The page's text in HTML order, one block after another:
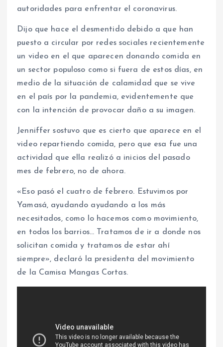
autoridades para enfrentar el coronavirus.
Dijo que hace el desmentido debido a que han
puesto a circular por redes sociales recientemente
un video en el que aparecen donando comida en
un sector populoso como si fuera de estos días, en
medio de la situación de calamidad que se vive
en el país por la pandemia, evidentemente que
con la intención de provocar daño a su imagen.
Jenniffer sostuvo que es cierto que aparece en el
video repartiendo comida, pero que esa fue una
actividad que ella realizó a inicios del pasado
mes de febrero, no de ahora.
«Eso pasó el cuatro de febrero. Estuvimos por
Yamasá, ayudando ayudando a los más
necesitados, como lo hacemos como movimiento,
en todos los barrios… Tratamos de ir a donde nos
solicitan comida y tratamos de estar ahí
siempre», declaró la presidenta del movimiento
de la Camisa Mangas Cortas.